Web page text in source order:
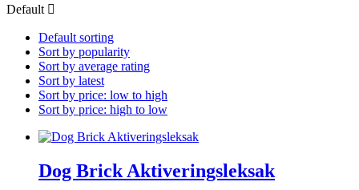
Default
Default sorting
Sort by popularity
Sort by average rating
Sort by latest
Sort by price: low to high
Sort by price: high to low
Dog Brick Aktiveringsleksak